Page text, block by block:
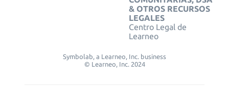
& OTROS RECURSOS
LEGALES
Centro Legal de
Learneo
Symbolab, a Learneo, Inc. business
© Learneo, Inc. 2024